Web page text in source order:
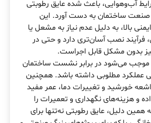
آب‌وهوایی، باعث شده عایق رطوبتی
صنعت ساختمان به دست آورد. این
بالا، به دلیل عدم نیاز به مشعل یا
فرآیند نصب آسان‌تری دارد و حتی در
بدون مشکل قابل اجراست.
موجب می‌شود در برابر نشست ساختمان
عملکرد مطلوبی داشته باشد. همچنین
خورشید و تغییرات دما، عمر مفید
و هزینه‌های نگهداری و تعمیرات را
دلیل، عایق رطوبتی نه‌تنها برای